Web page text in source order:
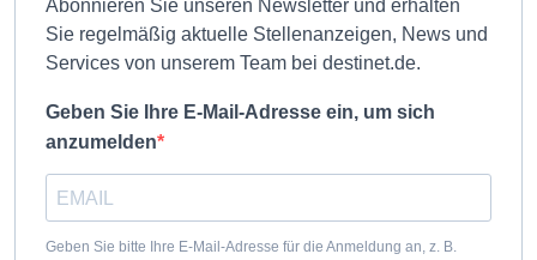
Abonnieren Sie unseren Newsletter und erhalten
Sie regelmäßig aktuelle Stellenanzeigen, News und
Services von unserem Team bei destinet.de.
Geben Sie Ihre E-Mail-Adresse ein, um sich
anzumelden
Geben Sie bitte Ihre E-Mail-Adresse für die Anmeldung an, z. B.